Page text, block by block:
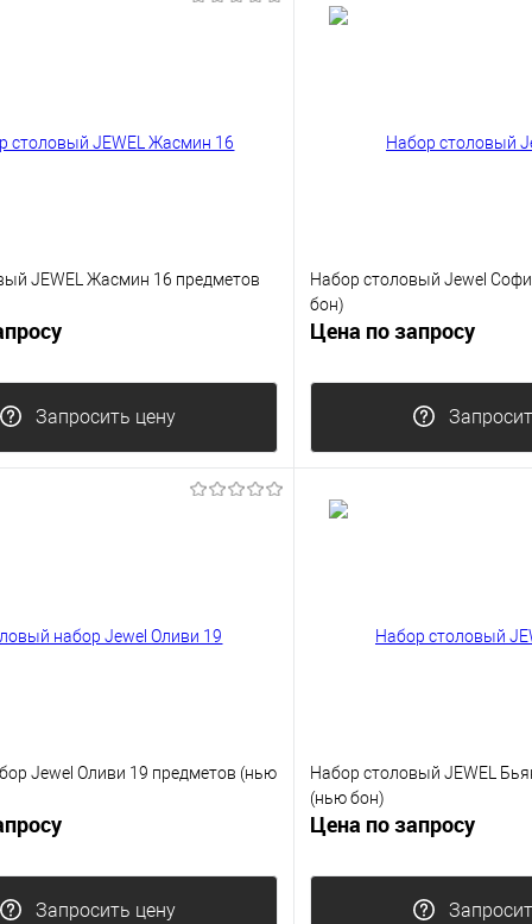
JEWEL Жасмин 16 предметов
Запросить цену
Набор столовый Jewel
бон)
Цена по запросу
Jewel Оливи 19 предметов (нью
Запросить цену
Набор столовый JEWEL
(нью бон)
Цена по запросу